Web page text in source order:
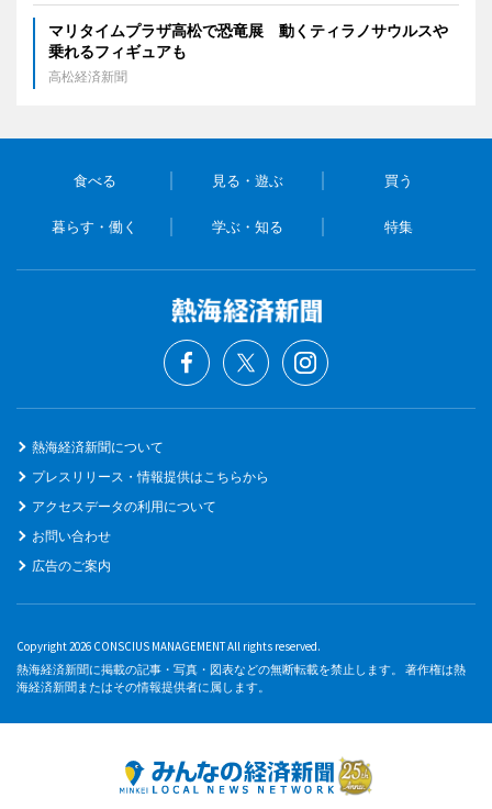
マリタイムプラザ高松で恐竜展 動くティラノサウルスや
乗れるフィギュアも
高松経済新聞
食べる 見る・遊ぶ 買う
暮らす・働く 学ぶ・知る 特集
熱海経済新聞について
プレスリリース・情報提供はこちらから
アクセスデータの利用について
お問い合わせ
広告のご案内
Copyright 2026 CONSCIUS MANAGEMENT All rights reserved.
熱海経済新聞に掲載の記事・写真・図表などの無断転載を禁止します。 著作権は熱
海経済新聞またはその情報提供者に属します。